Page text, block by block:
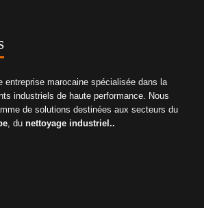
entreprise marocaine spécialisée dans la
industriels de haute performance. Nous
de solutions destinées aux secteurs du
, du nettoyage industriel..